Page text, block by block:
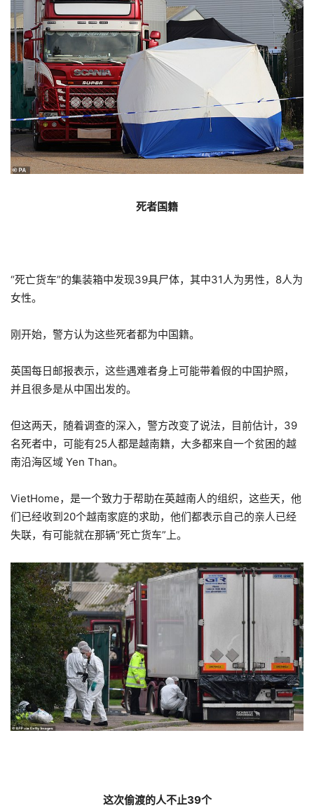
死者国籍
“死亡货车”的集装箱中发现39具尸体，其中31人为男性，8人为
女性。
刚开始，警方认为这些死者都为中国籍。
英国每日邮报表示，这些遇难者身上可能带着假的中国护照，
并且很多是从中国出发的。
但这两天，随着调查的深入，警方改变了说法，目前估计，39
名死者中，可能有25人都是越南籍，大多都来自一个贫困的越
南沿海区域 Yen Than。
VietHome，是一个致力于帮助在英越南人的组织，这些天，他
们已经收到20个越南家庭的求助，他们都表示自己的亲人已经
失联，有可能就在那辆“死亡货车”上。
这次偷渡的人不止39个